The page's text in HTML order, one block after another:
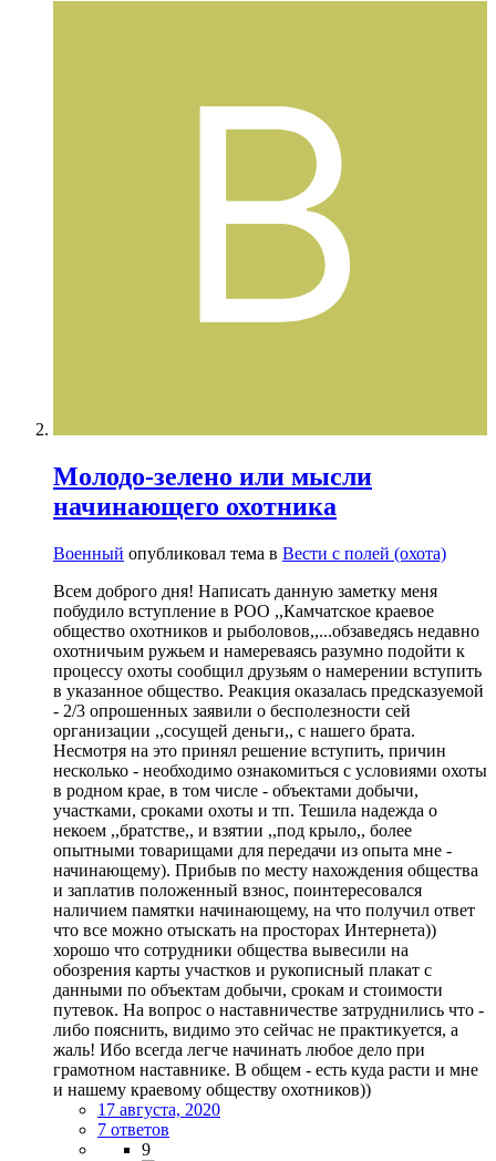
Молодо-зелено или мысли
начинающего охотника
Военный опубликовал тема в Вести с полей (охота)
Всем доброго дня! Написать данную заметку меня
побудило вступление в РОО ,,Камчатское краевое
общество охотников и рыболовов,,...обзаведясь недавно
охотничьим ружьем и намереваясь разумно подойти к
процессу охоты сообщил друзьям о намерении вступить
в указанное общество. Реакция оказалась предсказуемой
- 2/3 опрошенных заявили о бесполезности сей
организации ,,сосущей деньги,, с нашего брата.
Несмотря на это принял решение вступить, причин
несколько - необходимо ознакомиться с условиями охоты
в родном крае, в том числе - объектами добычи,
участками, сроками охоты и тп. Тешила надежда о
некоем ,,братстве,, и взятии ,,под крыло,, более
опытными товарищами для передачи из опыта мне -
начинающему). Прибыв по месту нахождения общества
и заплатив положенный взнос, поинтересовался
наличием памятки начинающему, на что получил ответ
что все можно отыскать на просторах Интернета))
хорошо что сотрудники общества вывесили на
обозрения карты участков и рукописный плакат с
данными по объектам добычи, срокам и стоимости
путевок. На вопрос о наставничестве затруднились что -
либо пояснить, видимо это сейчас не практикуется, а
жаль! Ибо всегда легче начинать любое дело при
грамотном наставнике. В общем - есть куда расти и мне
и нашему краевому обществу охотников))
17 августа, 2020
7 ответов
9